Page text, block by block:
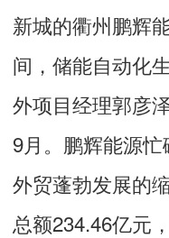
新城的衢州鹏辉
间，储能自动化
外项目经理郭彦
9月。鹏辉能源
外贸蓬勃发展的
总额234.46亿元